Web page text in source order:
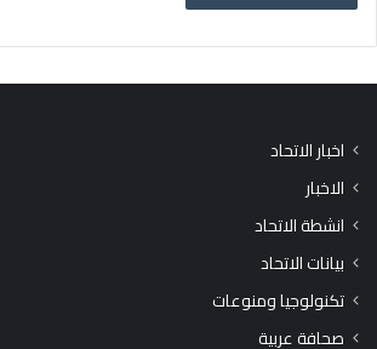
اخبار الاتحاد
الاخبار
انشطة الاتحاد
بيانات الاتحاد
تكنولوجيا ومنوعات
صحافة عربية